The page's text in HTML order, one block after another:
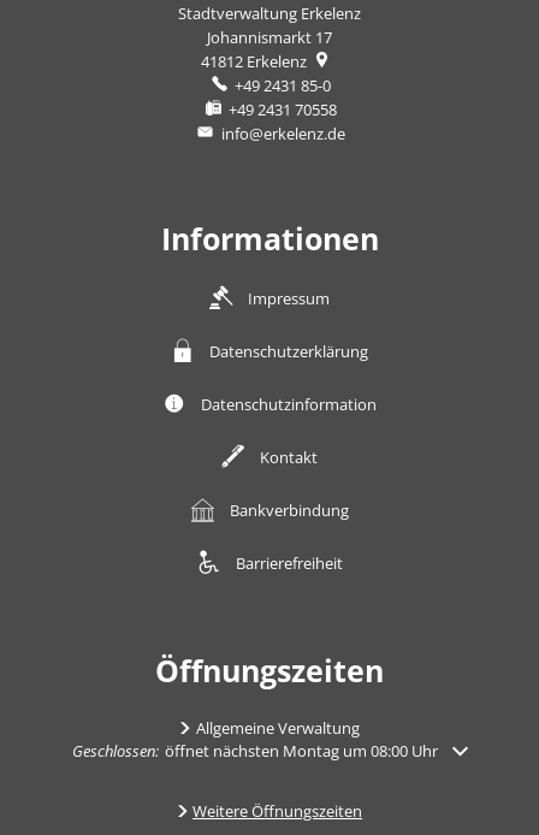
Stadtverwaltung Erkelenz
Johannismarkt 17
41812 Erkelenz
+49 2431 85-0
+49 2431 70558
info@erkelenz.de
Informationen
Impressum
Datenschutzerklärung
Datenschutzinformation
Kontakt
Bankverbindung
Barrierefreiheit
Öffnungszeiten
Allgemeine Verwaltung
Klicken, um weitere Öffnungs- oder Schließzeiten auszublenden
Geschlossen: öffnet nächsten Montag um 08:00 Uhr
Weitere Öffnungszeiten